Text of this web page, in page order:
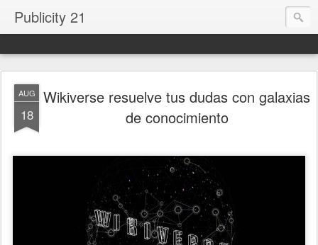
Publicity 21
AUG
18
Wikiverse resuelve tus dudas con galaxias
de conocimiento